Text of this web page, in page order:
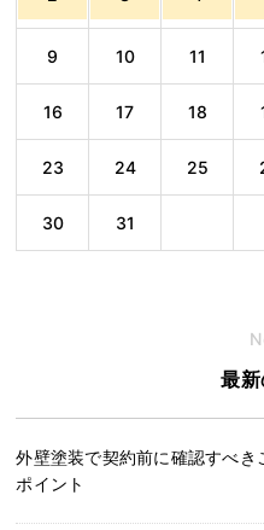
9 10 11
16 17 18
23 24 25
30 31
最
外壁塗装で契約前に確認すべき
ポイント